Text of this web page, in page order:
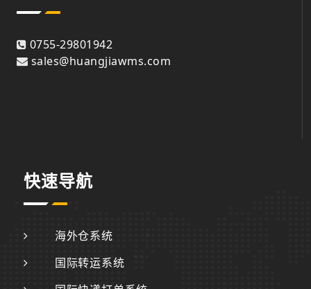
0755-29801942
sales@huangjiawms.com
快速导航
海外仓系统
国际转运系统